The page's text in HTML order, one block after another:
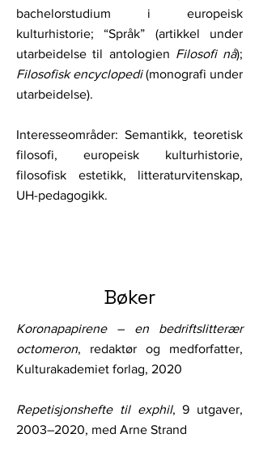
bachelorstudium i europeisk
kulturhistorie; “Språk” (artikkel under
utarbeidelse til antologien Filosofi nå);
Filosofisk encyclopedi(monografi under
utarbeidelse).
Interesseområder: Semantikk, teoretisk
filosofi, europeisk kulturhistorie,
filosofisk estetikk, litteraturvitenskap,
UH-pedagogikk.
Bøker
Koronapapirene – en bedriftslitterær
octomeron, redaktør og medforfatter,
Kulturakademiet forlag, 2020
Repetisjonshefte til exphil, 9 utgaver,
2003–2020, med Arne Strand